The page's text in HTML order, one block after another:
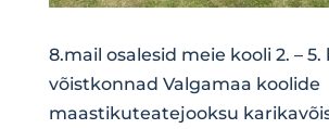
8.mail osalesid meie kooli 2. – 5.
võistkonnad Valgamaa koolide
maastikuteatejooksu